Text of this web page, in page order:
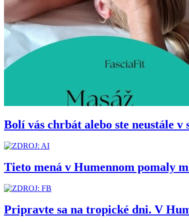
Bolí vás chrbát alebo ste neustále v
Tieto mená v Humennom pomaly
Pripravte sa na tropické dni. V